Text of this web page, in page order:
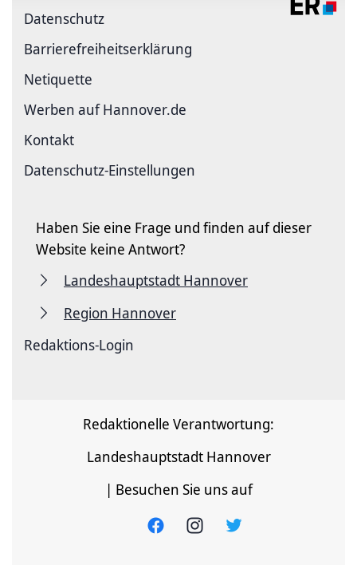
Datenschutz
Barriere­freiheits­erklärung
Netiquette
Werben auf Hannover.de
Kontakt
Datenschutz-Einstellungen
Haben Sie eine Frage und finden auf dieser
Website keine Antwort?
Landeshauptstadt Hannover
Region Hannover
Redaktions-Login
Redaktionelle Verantwortung:
Landeshauptstadt Hannover
| Besuchen Sie uns auf